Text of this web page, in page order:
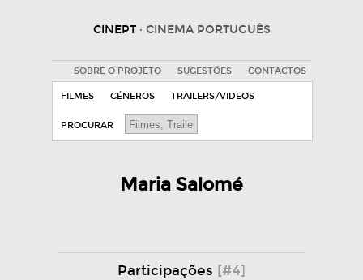
CINEPT · CINEMA PORTUGUÊS
SOBRE O PROJETO SUGESTÕES CONTACTOS
FILMES GÉNEROS TRAILERS/VIDEOS
PROCURAR
Maria Salomé
Participações [#4]